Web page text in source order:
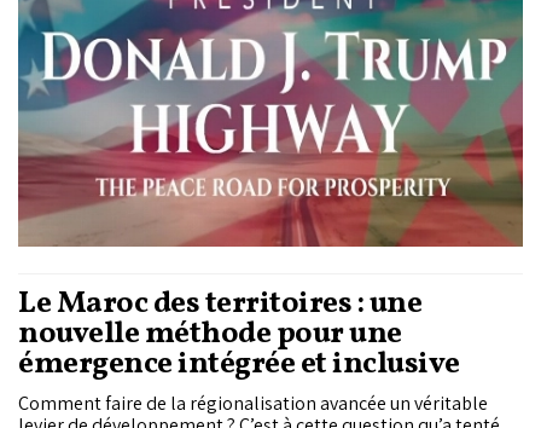
Le Maroc des territoires : une
nouvelle méthode pour une
émergence intégrée et inclusive
Comment faire de la régionalisation avancée un véritable